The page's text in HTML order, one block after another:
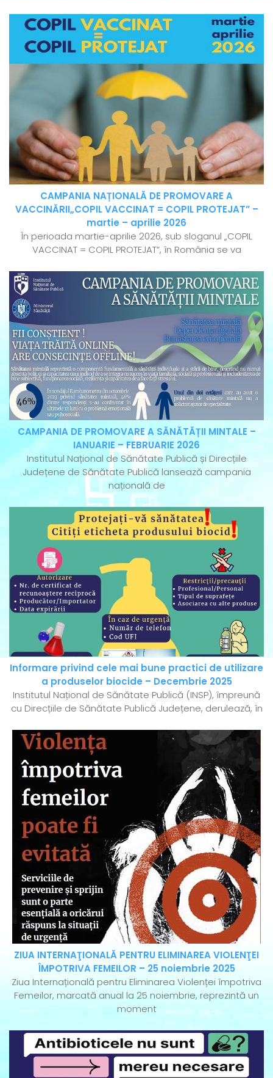
CAMPANIA NAȚIONALĂ DE PROMOVARE A
VACCINĂRII„COPIL VACCINAT = COPIL PROTEJAT” –
martie – aprilie 2026
În perioada martie-aprilie 2026, sub sloganul „COPIL
VACCINAT = COPIL PROTEJAT”, în România se va
CAMPANIA DE PROMOVARE A SĂNĂTĂȚII MINTALE –
IANUARIE – FEBRUARIE 2026
Institutul Național de Sănătate Publică și Direcțiile
Județene de Sănătate Publică lansează campania
națională de
Informare privind cele mai bune practici de utilizare
a produselor biocide – Decembrie 2025
Institutul Național de Sănătate Publică (INSP), împreună
cu Direcțiile de Sănătate Publică Județene, derulează, în
ZIUA INTERNAŢIONALĂ PENTRU ELIMINAREA VIOLENŢEI
ÎMPOTRIVA FEMEILOR – 25 noiembrie 2025
Ziua Internațională pentru Eliminarea Violenței împotriva
Femeilor, marcată anual la 25 noiembrie, reprezintă un
moment